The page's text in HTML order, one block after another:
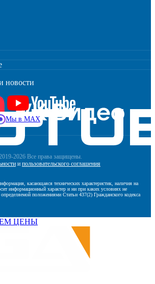
новости
Мы в MAX
2026 Все права защищены.
и пользовательского соглашения
касающаяся технических характеристик, наличия на
информационный характер и ни при каких условиях не
положениями Статьи 437(2) Гражданского кодекса
ЦЕНЫ